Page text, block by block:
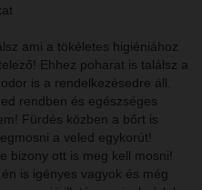
ami a tökéletes higiéniához
Ehhez poharat is találsz a
is a rendelkezésedre áll.
rendben és egészséges
Fürdés közben a bőrt is
a veled egykorút!
bizony ott is meg kell mosni!
is igényes vagyok és még